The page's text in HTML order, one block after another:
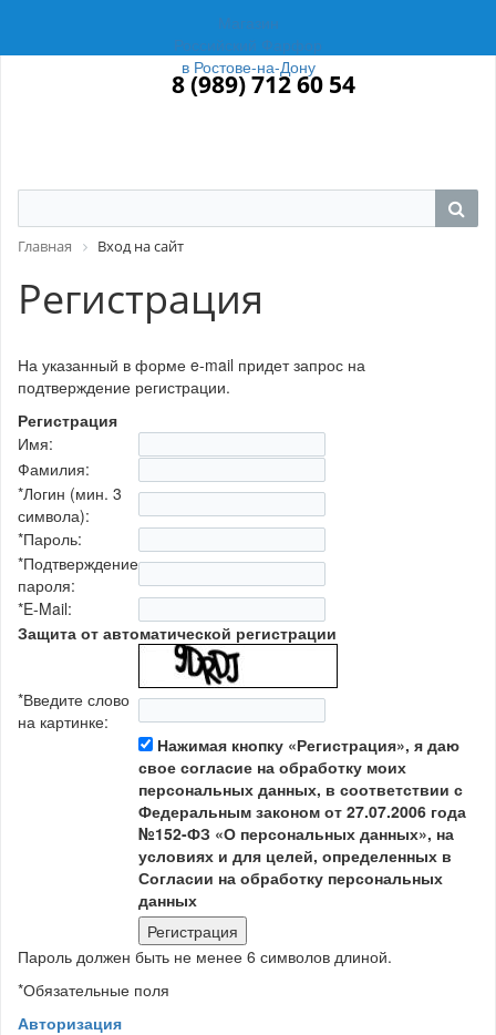
Магазин
Российский Фарфор
в Ростове-на-Дону
8 (989) 712 60 54
Главная Вход на сайт
Регистрация
На указанный в форме e-mail придет запрос на
подтверждение регистрации.
Регистрация
Имя:
Фамилия:
*Логин (мин. 3
символа):
*Пароль:
*Подтверждение
пароля:
*E-Mail:
Защита от автоматической регистрации
*Введите слово
на картинке:
Нажимая кнопку «Регистрация», я даю
свое согласие на обработку моих
персональных данных, в соответствии с
Федеральным законом от 27.07.2006 года
№152-ФЗ «О персональных данных», на
условиях и для целей, определенных в
Согласии на обработку персональных
данных
Пароль должен быть не менее 6 символов длиной.
*Обязательные поля
Авторизация